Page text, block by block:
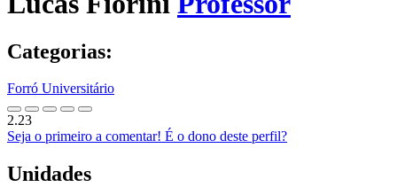
Categorias:
Forró Universitário
2.23
Seja o primeiro a comentar! É o dono deste perfil?
Unidades